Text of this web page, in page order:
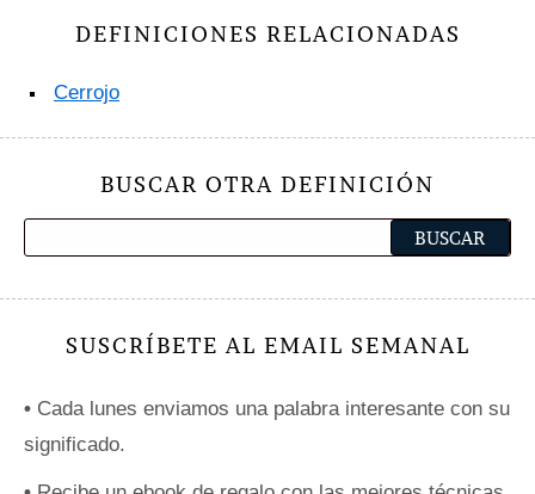
DEFINICIONES RELACIONADAS
Cerrojo
BUSCAR OTRA DEFINICIÓN
SUSCRÍBETE AL EMAIL SEMANAL
• Cada lunes enviamos una palabra interesante con su
significado.